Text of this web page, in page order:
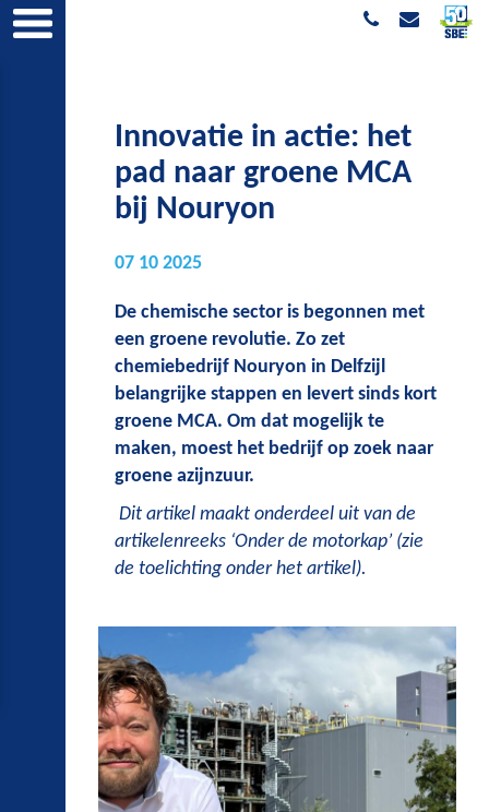
Innovatie in actie: het
pad naar groene MCA
bij Nouryon
07 10 2025
De chemische sector is begonnen met
een groene revolutie. Zo zet
chemiebedrijf Nouryon in Delfzijl
belangrijke stappen en levert sinds kort
groene MCA. Om dat mogelijk te
maken, moest het bedrijf op zoek naar
groene azijnzuur.
Dit artikel maakt onderdeel uit van de
artikelenreeks ‘Onder de motorkap’ (zie
de toelichting onder het artikel).